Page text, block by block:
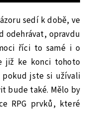
sedí k době, ve
odehrávat, opravdu
říci to samé i o
již ke konci tohoto
pokud jste si užívali
bude také. Mělo by
RPG prvků, které